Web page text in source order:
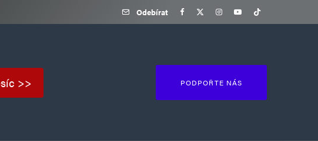
Odebírat
>> PODPOŘTE NÁS